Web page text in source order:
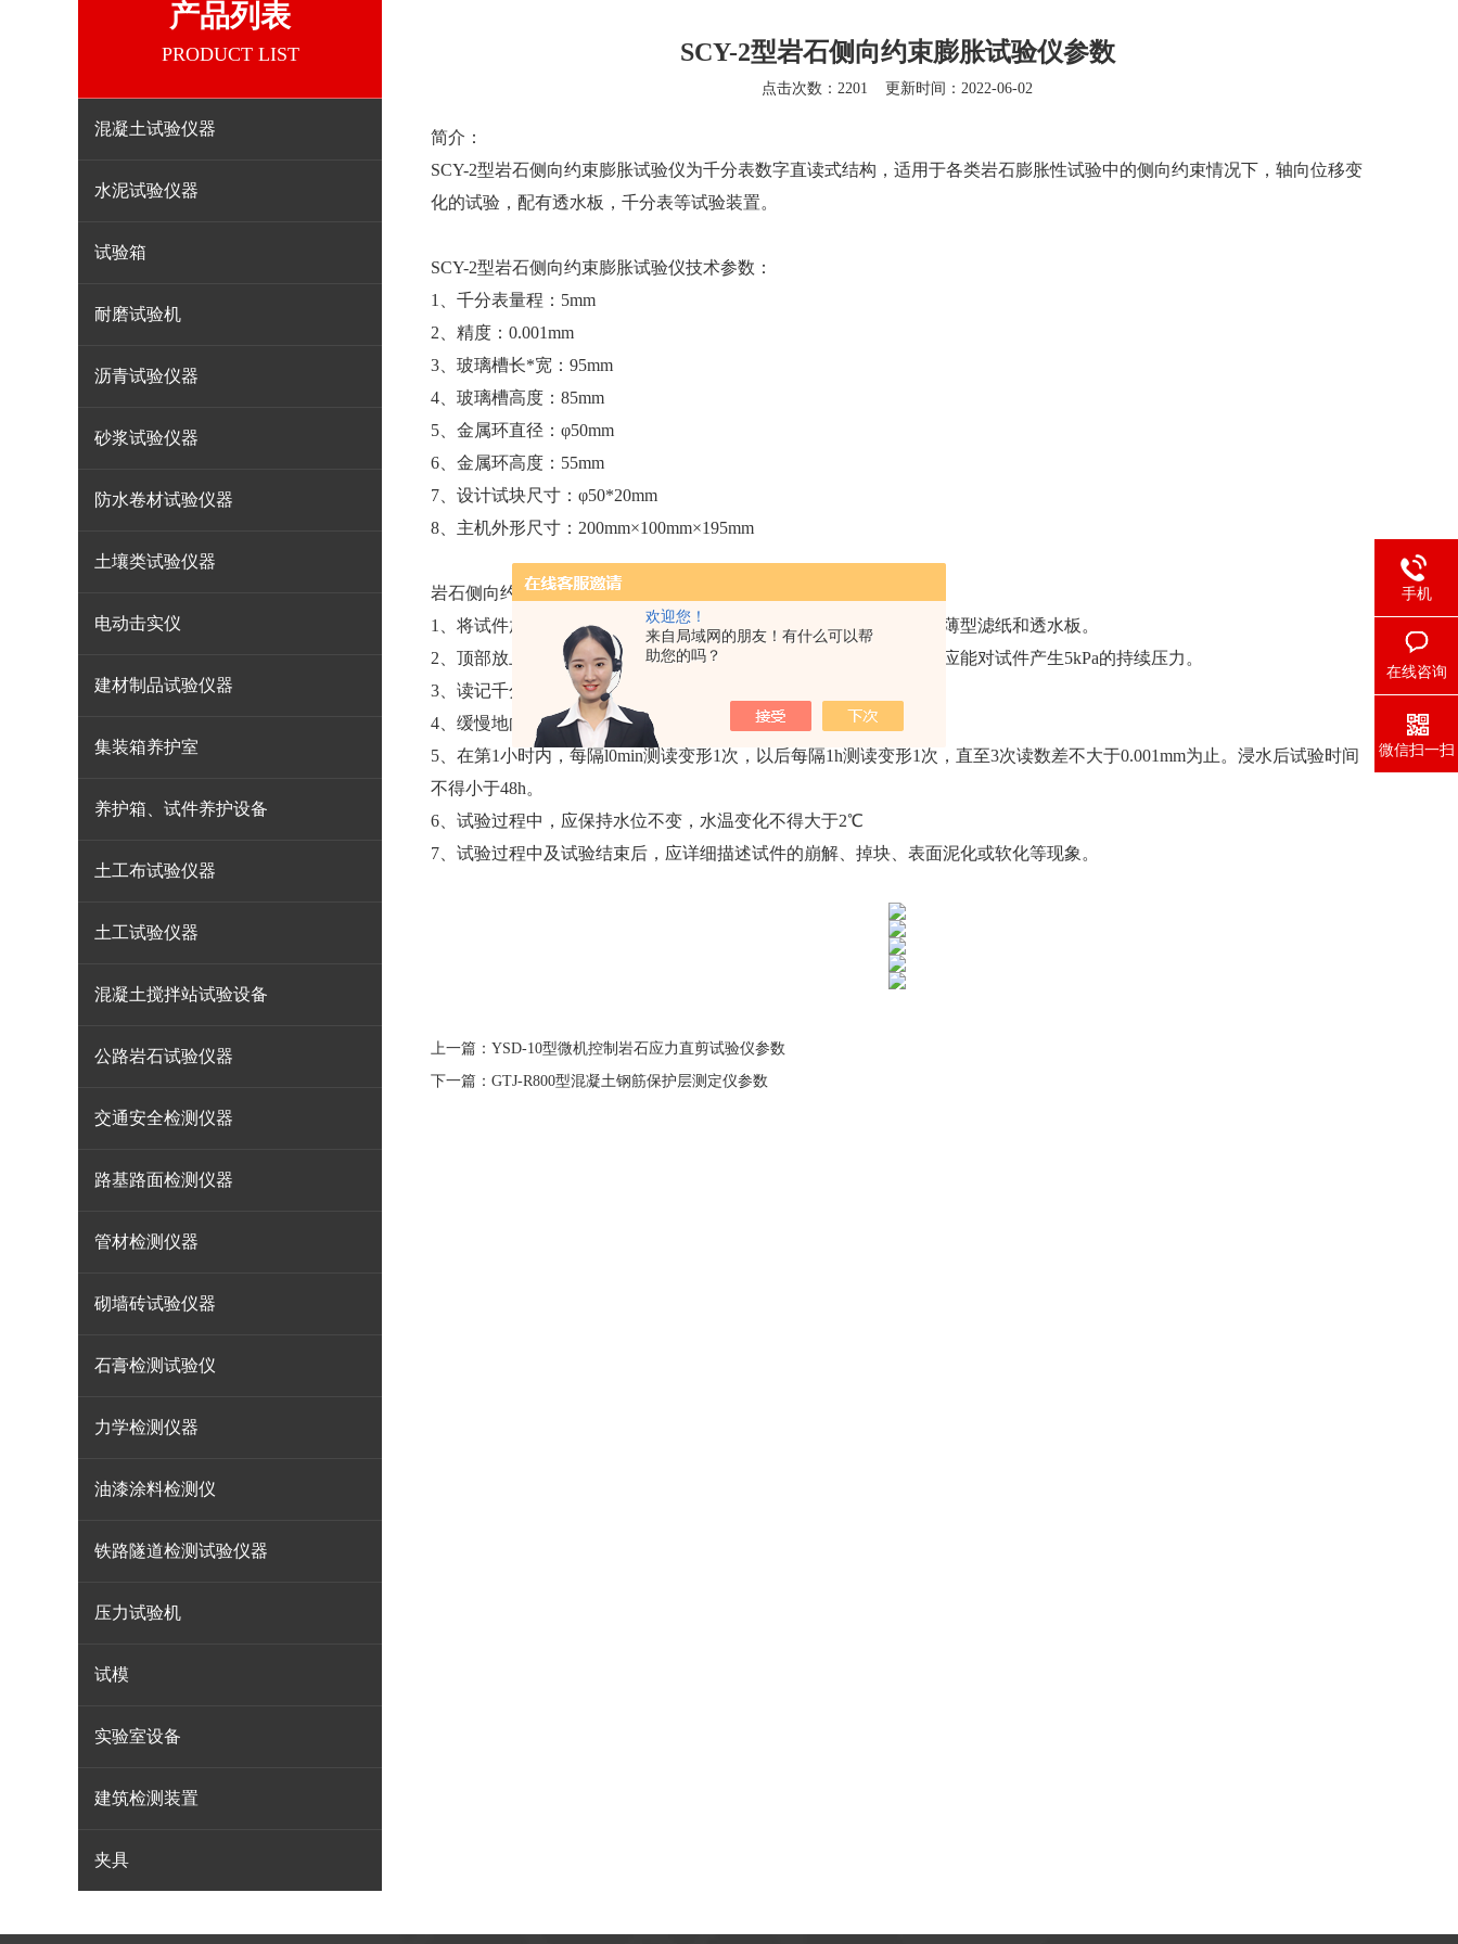
欢迎您！
来自局域网的朋友！有什么可以帮
助您的吗？
产品列表
PRODUCT LIST
混凝土试验仪器
水泥试验仪器
试验箱
耐磨试验机
沥青试验仪器
砂浆试验仪器
防水卷材试验仪器
土壤类试验仪器
电动击实仪
建材制品试验仪器
集装箱养护室
养护箱、试件养护设备
土工布试验仪器
土工试验仪器
混凝土搅拌站试验设备
公路岩石试验仪器
交通安全检测仪器
路基路面检测仪器
管材检测仪器
砌墙砖试验仪器
石膏检测试验仪
力学检测仪器
油漆涂料检测仪
铁路隧道检测试验仪器
压力试验机
试模
实验室设备
建筑检测装置
夹具
SCY-2型岩石侧向约束膨胀试验仪参数
点击次数：2201 更新时间：2022-06-02
简介：
SCY-2型岩石侧向约束膨胀试验仪为千分表数字直读式结构，适用于各类岩石膨胀性试验中的侧向约束情况下，轴向位移变
化的试验，配有透水板，千分表等试验装置。
SCY-2型岩石侧向约束膨胀试验仪技术参数：
1、千分表量程：5mm
2、精度：0.001mm
3、玻璃槽长*宽：95mm
4、玻璃槽高度：85mm
5、金属环直径：φ50mm
6、金属环高度：55mm
7、设计试块尺寸：φ50*20mm
8、主机外形尺寸：200mm×100mm×195mm
岩石侧向约束膨胀仪试验步骤：
1、将试件放入内壁涂有凡士林的金属套环内，在试件上下分别放置薄型滤纸和透水板。
2、顶部放上固定金属荷载块并安装垂直千分表。金属荷载块的质量应能对试件产生5kPa的持续压力。
3、读记千分表读数，每10min读记1次，直至3次读数不变。
4、缓慢地向盛水容器内注人洁净水，直至淹没上部透水板。
5、在第1小时内，每隔l0min测读变形1次，以后每隔1h测读变形1次，直至3次读数差不大于0.001mm为止。浸水后试验时间
不得小于48h。
6、试验过程中，应保持水位不变，水温变化不得大于2℃
7、试验过程中及试验结束后，应详细描述试件的崩解、掉块、表面泥化或软化等现象。
上一篇： YSD-10型微机控制岩石应力直剪试验仪参数
下一篇： GTJ-R800型混凝土钢筋保护层测定仪参数
手机
在线咨询
微信扫一扫